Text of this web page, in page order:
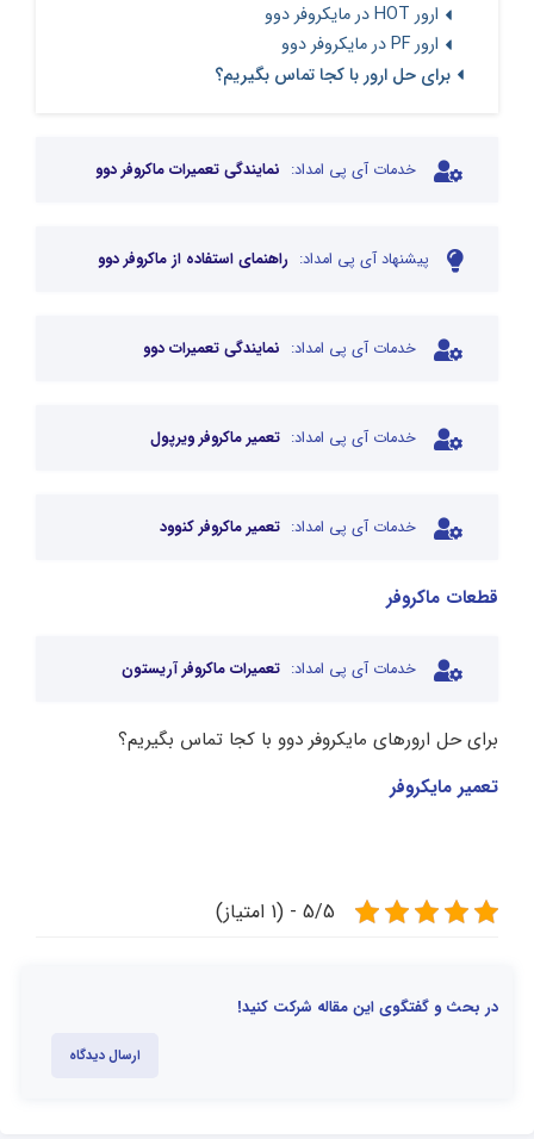
ارور HOT در مایکروفر دوو
ارور PF در مایکروفر دوو
برای حل ارور با کجا تماس بگیریم؟
خدمات آی پی امداد: نمایندگی تعمیرات ماکروفر دوو
پیشنهاد آی پی امداد: راهنمای استفاده از ماکروفر دوو
خدمات آی پی امداد: نمایندگی تعمیرات دوو
خدمات آی پی امداد: تعمیر ماکروفر ویرپول
خدمات آی پی امداد: تعمیر ماکروفر کنوود
قطعات ماکروفر
خدمات آی پی امداد: تعمیرات ماکروفر آریستون
برای حل ارورهای مایکروفر دوو با کجا تماس بگیریم؟
تعمیر مایکروفر
5/5 - (1 امتیاز)
در بحث و گفتگوی این مقاله شرکت کنید!
ارسال دیدگاه